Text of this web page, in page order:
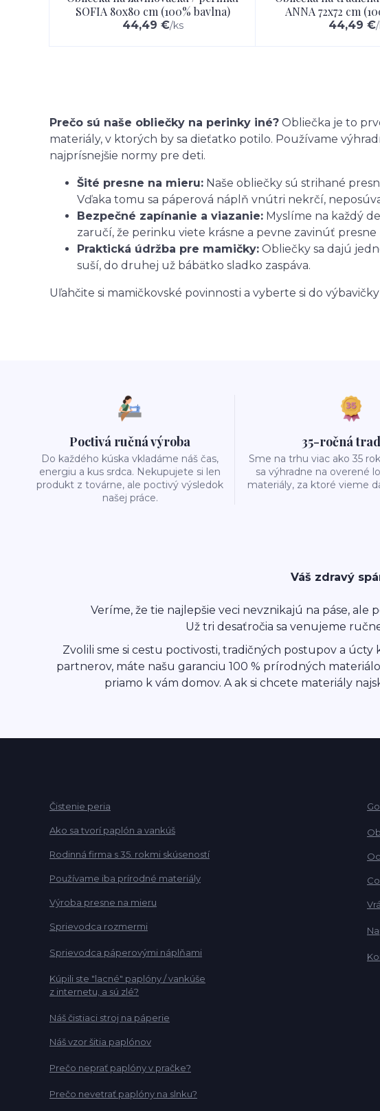
SOFIA 80x80 cm (100% bavlna)
44,49 €/ks
ANNA 72x72 cm
44,49 €/
Prečo sú naše obliečky na perinky iné? Obliečka je to
materiály, v ktorých by sa dieťatko potilo. Používame
najprísnejšie normy pre deti.
Šité presne na mieru: Naše obliečky sú strihané
Vďaka tomu sa páperová náplň vnútri nekrčí,
Bezpečné zapínanie a viazanie: Myslíme na každý
zaručí, že perinku viete krásne a pevne zavinúť
Praktická údržba pre mamičky: Obliečky sa dajú
suší, do druhej už bábätko sladko zaspáva.
Uľahčite si mamičkovské povinnosti a vyberte si do
Poctivá ručná výroba
Do každého kúska vkladáme náš čas,
energiu a kus srdca. Nekupujete si len
produkt z továrne, ale poctivý výsledok
našej práce.
35-ročná
Sme na trhu viac ako 35
sa výhradne na overené
materiály, za ktoré vieme
Váš zdravý
Veríme, že tie najlepšie veci nevznikajú na páse,
Už tri desaťročia sa venujeme
Zvolili sme si cestu poctivosti, tradičných postupov a
partnerov, máte našu garanciu 100 % prírodných
priamo k vám domov. A ak si chcete materiály
Čistenie peria
Ako sa tvorí paplón a vankúš
Rodinná firma s 35. rokmi skúseností
Používame iba prírodné materiály
Výroba presne na mieru
Sprievodca rozmermi
Sprievodca páperovými náplňami
Kúpili ste "lacné" paplóny / vankúše
z internetu, a sú zlé?
Náš čistiaci stroj na páperie
Náš vzor šitia paplónov
Prečo neprať paplóny v pračke?
Prečo nevetrať paplóny na slnku?